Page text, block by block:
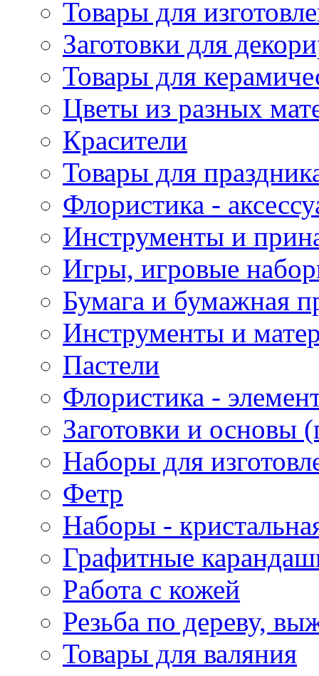
Товары для
Заготовки для
Товары для
Цветы из разных
Красители
Товары для
Флористика -
Инструменты и
Игры, игровые
Бумага и бумажная
Инструменты и
Пастели
Флористика -
Заготовки и основы
Наборы для
Фетр
Наборы -
Графитные
Работа с кожей
Резьба по дереву,
Товары для валяния